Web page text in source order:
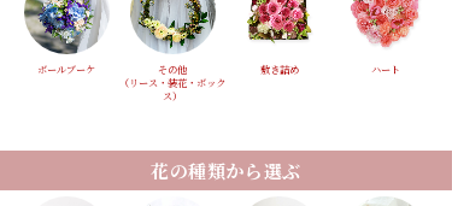
ボールブーケ
その他
（リース・装花・ボック
ス）
敷き詰め ハート
花の種類から選ぶ